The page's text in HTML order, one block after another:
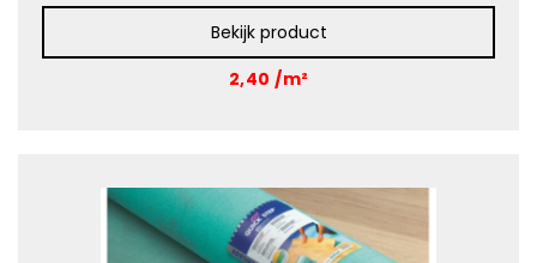
Bekijk product
2,40 /m²